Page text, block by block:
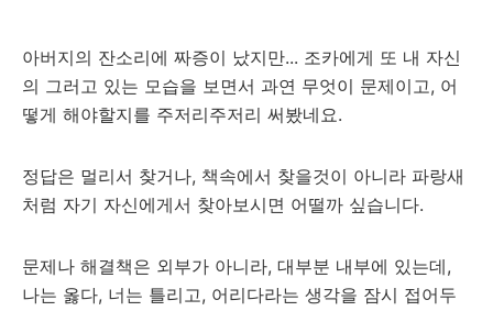
아버지의 잔소리에 짜증이 났지만... 조카에게 또 내 자신
의 그러고 있는 모습을 보면서 과연 무엇이 문제이고, 어
떻게 해야할지를 주저리주저리 써봤네요.
정답은 멀리서 찾거나, 책속에서 찾을것이 아니라 파랑새
처럼 자기 자신에게서 찾아보시면 어떨까 싶습니다.
문제나 해결책은 외부가 아니라, 대부분 내부에 있는데,
나는 옳다, 너는 틀리고, 어리다라는 생각을 잠시 접어두